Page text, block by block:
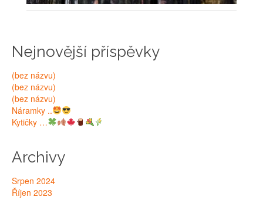
Nejnovější příspěvky
(bez názvu)
(bez názvu)
(bez názvu)
Náramky ..
Kytičky …
Archivy
Srpen 2024
Říjen 2023